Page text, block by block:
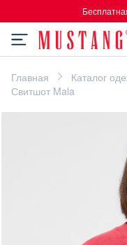
Главная Каталог
Свитшот Mala